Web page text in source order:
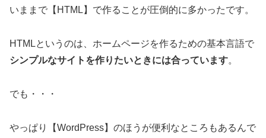
いままで【HTML】で作ることが圧倒的に多かったです。
HTMLというのは、ホームページを作るための基本言語で
シンプルなサイトを作りたいときには合っています。
でも・・・
やっぱり【WordPress】のほうが便利なところもあるんで